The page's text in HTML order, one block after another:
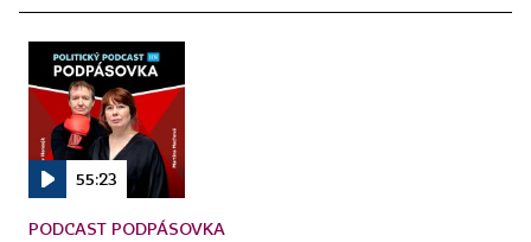
55:23
PODCAST PODPÁSOVKA